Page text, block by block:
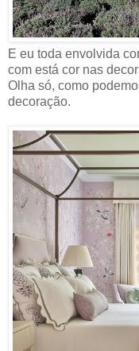
E eu toda envolvida
com está cor nas
Olha só, como
decoração.